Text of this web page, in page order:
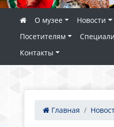
О музее Новости
Посетителям
Контакты
Главная